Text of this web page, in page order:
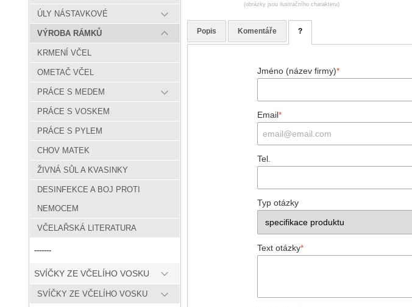
ÚLY NÁSTAVKOVÉ
VÝROBA RÁMKŮ
KRMENÍ VČEL
OMETAČ VČEL
PRÁCE S MEDEM
PRÁCE S VOSKEM
PRÁCE S PYLEM
CHOV MATEK
ŽIVNÁ SŮL A KVASINKY
DESINFEKCE A BOJ PROTI
NEMOCEM
VČELAŘSKÁ LITERATURA
-------
SVÍČKY ZE VČELÍHO VOSKU
SVÍČKY ZE VČELÍHO VOSKU
(obrázky jsou ilustračního charakteru)
Popis Komentáře ?
Jméno (název firmy)*
Email*
Tel.
Typ otázky
Text otázky*